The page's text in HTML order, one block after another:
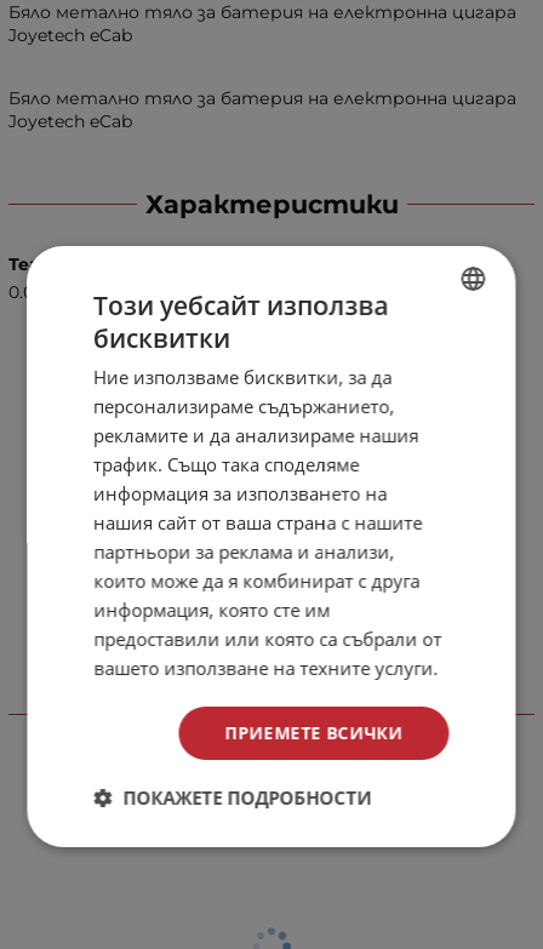
Бяло метално тяло за батерия на електронна цигара
Joyetech eCab
Бяло метално тяло за батерия на електронна цигара
Joyetech eCab
Характеристики
Тегло (кг.)
0.01
Отзиви към продукт
Този уебсайт използва
бисквитки
Ние използваме бисквитки, за да
персонализираме съдържанието,
рекламите и да анализираме нашия
трафик. Също така споделяме
информация за използването на
нашия сайт от ваша страна с нашите
партньори за реклама и анализи,
които може да я комбинират с друга
информация, която сте им
предоставили или която са събрали от
вашето използване на техните услуги.
ПРИЕМЕТЕ ВСИЧКИ
ПОКАЖЕТЕ ПОДРОБНОСТИ